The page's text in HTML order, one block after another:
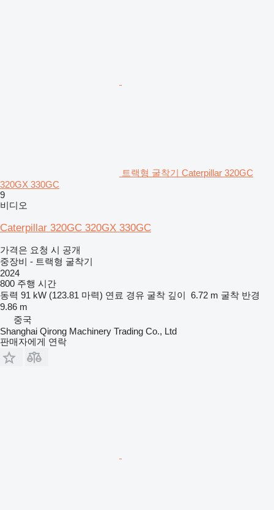
트랙형 굴착기 Caterpillar 320GC
320GX 330GC
9
비디오
Caterpillar 320GC 320GX 330GC
가격은 요청 시 공개
중장비 - 트랙형 굴착기
2024
800 주행 시간
동력 91 kW (123.81 마력) 연료 경유 굴착 깊이 6.72 m 굴착 반경
9.86 m
중국
Shanghai Qirong Machinery Trading Co., Ltd
판매자에게 연락